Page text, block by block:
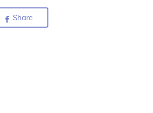
Share